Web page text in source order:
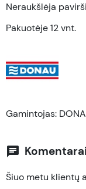
Neraukšlėja
Pakuotėje 12 vnt.
Gamintojas:
chat
Šiuo metu klientų